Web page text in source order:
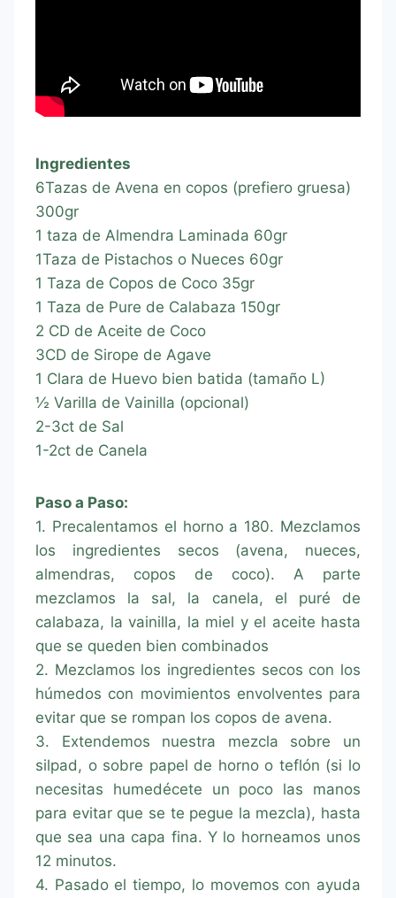
Ingredientes
6Tazas de Avena en copos (prefiero gruesa)
300gr
1 taza de Almendra Laminada 60gr
1Taza de Pistachos o Nueces 60gr
1 Taza de Copos de Coco 35gr
1 Taza de Pure de Calabaza 150gr
2 CD de Aceite de Coco
3CD de Sirope de Agave
1 Clara de Huevo bien batida (tamaño L)
½ Varilla de Vainilla (opcional)
2-3ct de Sal
1-2ct de Canela
Paso a Paso:
1. Precalentamos el horno a 180. Mezclamos
los ingredientes secos (avena, nueces,
almendras, copos de coco). A parte
mezclamos la sal, la canela, el puré de
calabaza, la vainilla, la miel y el aceite hasta
que se queden bien combinados
2. Mezclamos los ingredientes secos con los
húmedos con movimientos envolventes para
evitar que se rompan los copos de avena.
3. Extendemos nuestra mezcla sobre un
silpad, o sobre papel de horno o teflón (si lo
necesitas humedécete un poco las manos
para evitar que se te pegue la mezcla), hasta
que sea una capa fina. Y lo horneamos unos
12 minutos.
4. Pasado el tiempo, lo movemos con ayuda